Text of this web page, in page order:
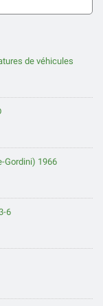
de véhicules
Gordini) 1966
6